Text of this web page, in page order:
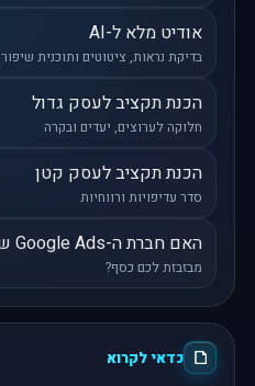
אודיט מלא ל-AI
בדיקת נראות, ציטוטים ותוכנית שיפור
הכנת תקציב לעסק גדול
חלוקה לערוצים, יעדים ובקרה
הכנת תקציב לעסק קטן
סדר עדיפויות ורווחיות
האם חברת ה-Google Ads שלכם
מבזבזת לכם כסף?
כדאי לקרוא